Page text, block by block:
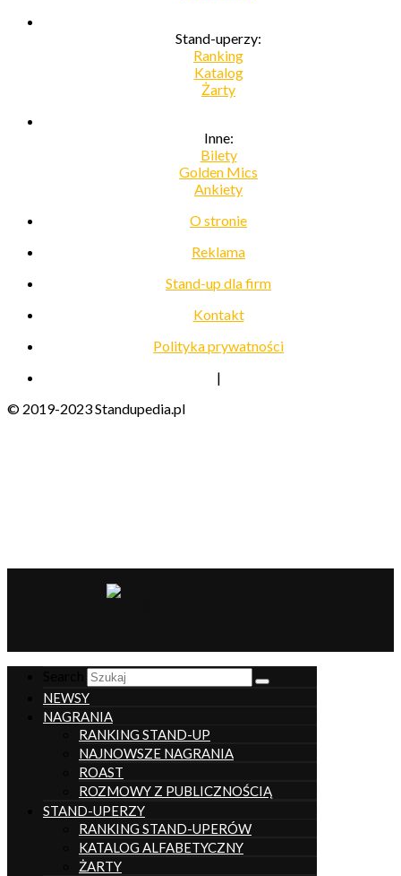
Stand-uperzy:
Ranking
Katalog
Żarty
Inne:
Bilety
Golden Mics
Ankiety
O stronie
Reklama
Stand-up dla firm
Kontakt
Polityka prywatności
|
© 2019-2023 Standupedia.pl
NEWSY
NAGRANIA
RANKING STAND-UP
NAJNOWSZE NAGRANIA
ROAST
ROZMOWY Z PUBLICZNOŚCIĄ
STAND-UPERZY
RANKING STAND-UPERÓW
KATALOG ALFABETYCZNY
ŻARTY